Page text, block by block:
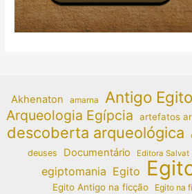
Akhenaton amarna Antigo Egito
Arqueologia Egípcia artefatos
descoberta arqueológica
deuses Documentário Editora Salvat
egiptomania Egito
Egito Antigo na ficção Egito na